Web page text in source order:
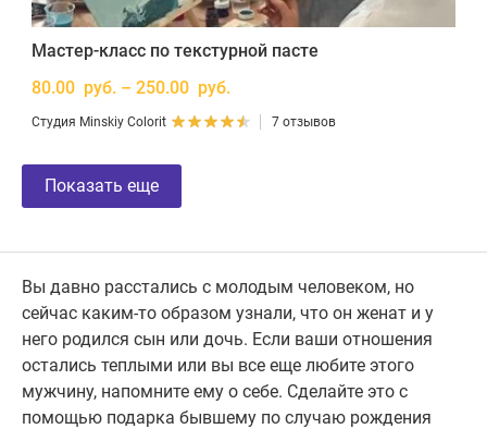
Мастер-класс по текстурной пасте
80.00 руб. – 250.00 руб.
Студия Minskiy Colorit 7 отзывов
Показать еще
Вы давно расстались с молодым человеком, но
сейчас каким-то образом узнали, что он женат и у
него родился сын или дочь. Если ваши отношения
остались теплыми или вы все еще любите этого
мужчину, напомните ему о себе. Сделайте это с
помощью подарка бывшему по случаю рождения